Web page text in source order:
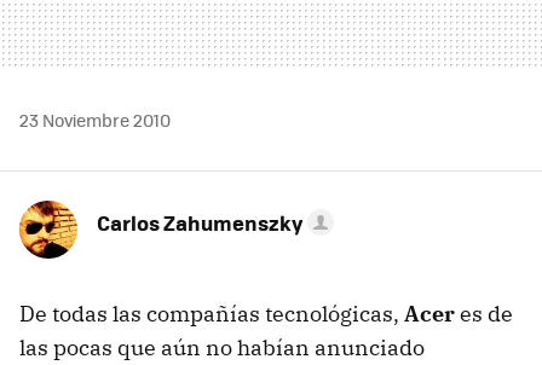
23 Noviembre 2010
Carlos Zahumenszky
De todas las compañías tecnológicas, Aceres de
las pocas que aún no habían anunciado